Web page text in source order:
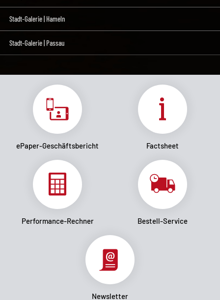
Stadt-Galerie | Hameln
Stadt-Galerie | Passau
ePaper-Geschäftsbericht Factsheet
Performance-Rechner Bestell-Service
Newsletter